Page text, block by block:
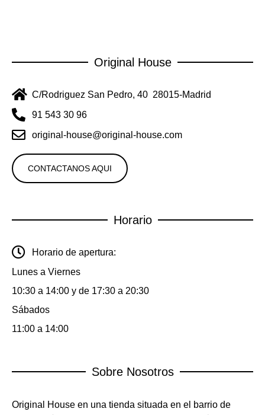
Original House
C/Rodriguez San Pedro, 40 28015-Madrid
91 543 30 96
original-house@original-house.com
CONTACTANOS AQUI
Horario
Horario de apertura:
Lunes a Viernes
10:30 a 14:00 y de 17:30 a 20:30
Sábados
11:00 a 14:00
Sobre Nosotros
Original House en una tienda situada en el barrio de